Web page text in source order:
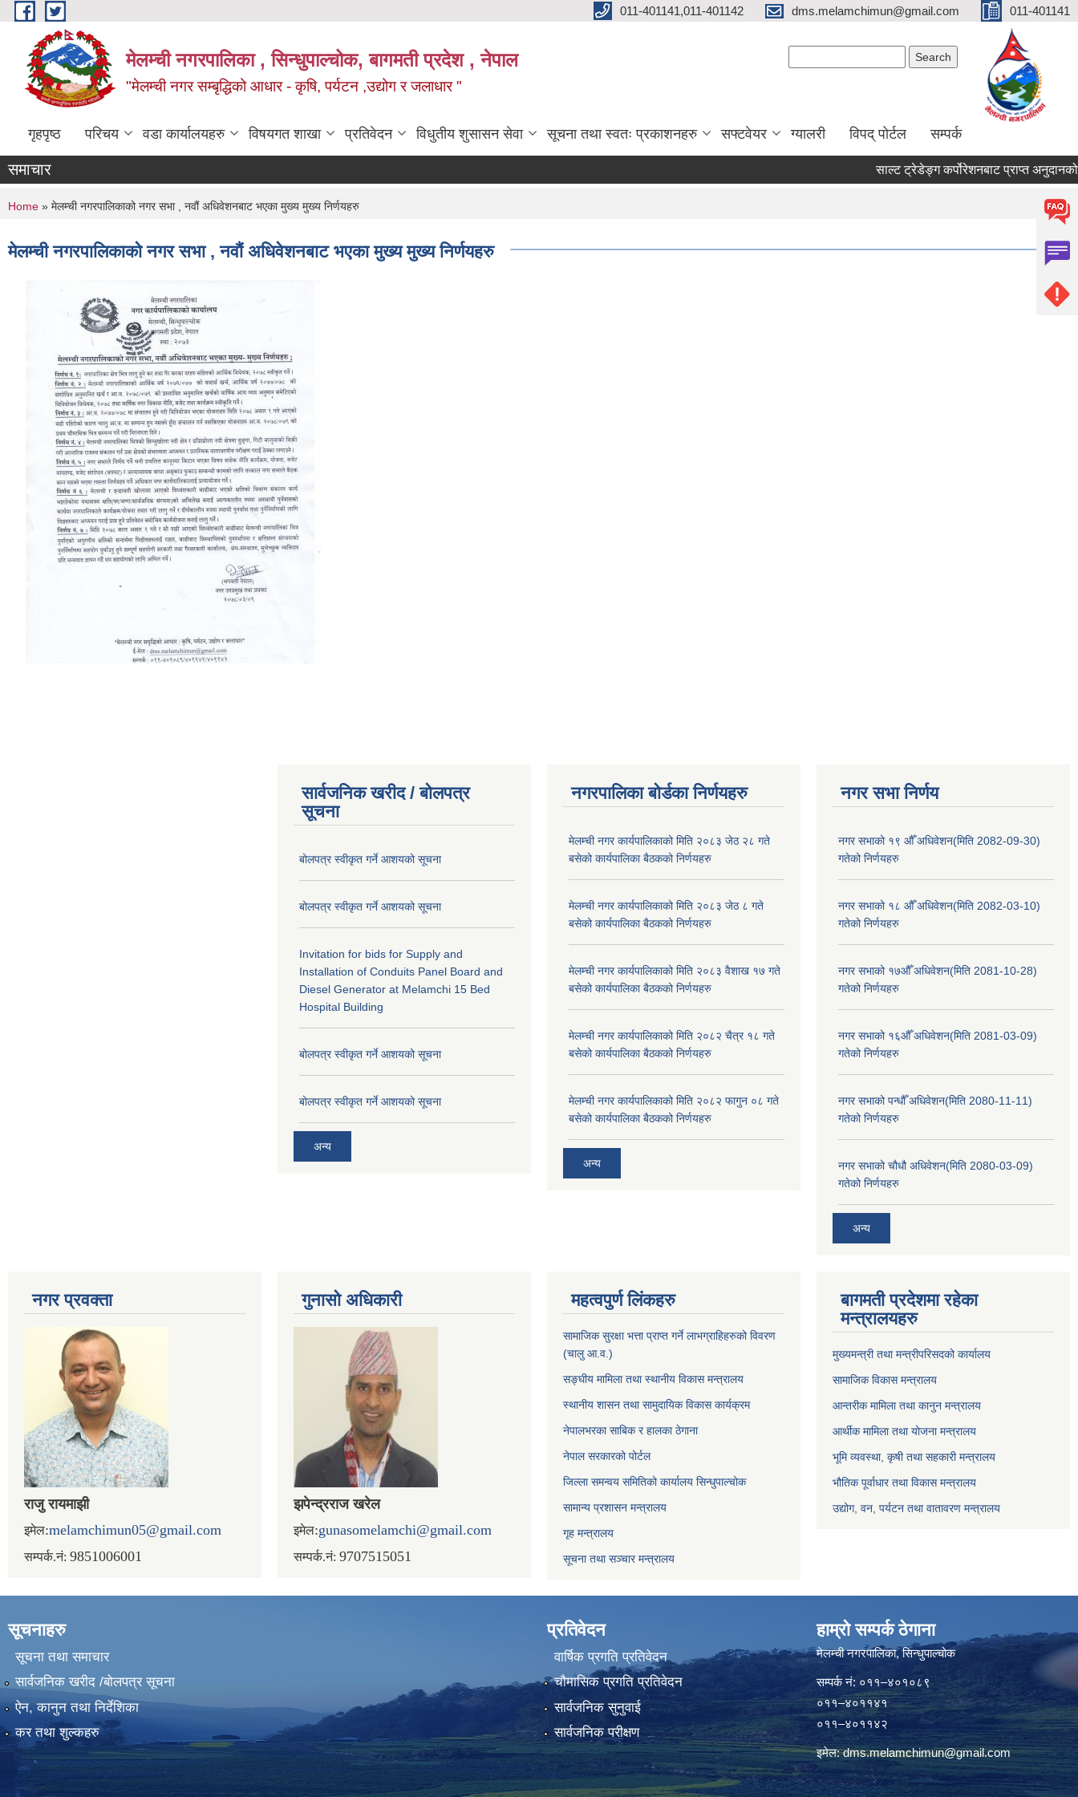
Skip to main content 011-401141,011-401142 dms.melamchimun@gmail.com 011-401141
मेलम्ची नगरपालिका , सिन्धुपाल्चोक, बागमती प्रदेश , नेपाल
"मेलम्ची नगर सम्बृद्धिको आधार - कृषि, पर्यटन ,उद्योग र जलाधार "
गृहपृष्ठ परिचय वडा कार्यालयहरु विषयगत शाखा प्रतिवेदन विधुतीय शुसासन सेवा सूचना तथा स्वतः प्रकाशनहरु सफ्टवेयर ग्यालरी विपद् पोर्टल सम्पर्क
समाचार साल्ट ट्रेडेङ्ग कर्पोरेशनबाट प्राप्त अनुदानको
You are here
Home » मेलम्ची नगरपालिकाको नगर सभा , नवौं अधिवेशनबाट भएका मुख्य मुख्य निर्णयहरु
मेलम्ची नगरपालिकाको नगर सभा , नवौं अधिवेशनबाट भएका मुख्य मुख्य निर्णयहरु
सार्वजनिक खरीद / बोलपत्र
सूचना
बोलपत्र स्वीकृत गर्ने आशयको सूचना
बोलपत्र स्वीकृत गर्ने आशयको सूचना
Invitation for bids for Supply and
Installation of Conduits Panel Board and
Diesel Generator at Melamchi 15 Bed
Hospital Building
बोलपत्र स्वीकृत गर्ने आशयको सूचना
बोलपत्र स्वीकृत गर्ने आशयको सूचना
अन्य
नगरपालिका बोर्डका निर्णयहरु
मेलम्ची नगर कार्यपालिकाको मिति २०८३ जेठ २८ गते
बसेको कार्यपालिका बैठकको निर्णयहरु
मेलम्ची नगर कार्यपालिकाको मिति २०८३ जेठ ८ गते
बसेको कार्यपालिका बैठकको निर्णयहरु
मेलम्ची नगर कार्यपालिकाको मिति २०८३ वैशाख १७ गते
बसेको कार्यपालिका बैठकको निर्णयहरु
मेलम्ची नगर कार्यपालिकाको मिति २०८२ चैत्र १८ गते
बसेको कार्यपालिका बैठकको निर्णयहरु
मेलम्ची नगर कार्यपालिकाको मिति २०८२ फागुन ०८ गते
बसेको कार्यपालिका बैठकको निर्णयहरु
अन्य
नगर सभा निर्णय
नगर सभाको १९ औँ अधिवेशन(मिति 2082-09-30)
गतेको निर्णयहरु
नगर सभाको १८ औँ अधिवेशन(मिति 2082-03-10)
गतेको निर्णयहरु
नगर सभाको १७औँ अधिवेशन(मिति 2081-10-28)
गतेको निर्णयहरु
नगर सभाको १६औँ अधिवेशन(मिति 2081-03-09)
गतेको निर्णयहरु
नगर सभाको पन्धौँ अधिवेशन(मिति 2080-11-11)
गतेको निर्णयहरु
नगर सभाको चौधौ अधिवेशन(मिति 2080-03-09)
गतेको निर्णयहरु
अन्य
नगर प्रव‌क्ता
राजु रायमाझी
इमेल:melamchimun05@gmail.com
सम्पर्क.नं: 9851006001
गुनासो अधिकारी
झपेन्द्रराज खरेल
इमेल:gunasomelamchi@gmail.com
सम्पर्क.नं: 9707515051
महत्वपुर्ण लिंकहरु
सामाजिक सुरक्षा भत्ता प्राप्त गर्ने लाभग्राहिहरुको विवरण
(चालु आ.व.)
सङ्घीय मामिला तथा स्थानीय विकास मन्त्रालय
स्थानीय शासन तथा सामुदायिक विकास कार्यक्रम
नेपालभरका साबिक र हालका ठेगाना
नेपाल सरकारको पोर्टल
जिल्ला समन्वय समितिको कार्यालय सिन्धुपाल्चोक
सामान्य प्रशासन मन्त्रालय
गृह मन्त्रालय
सूचना तथा सञ्चार मन्त्रालय
बागमती प्रदेशमा रहेका
मन्त्रालयहरु
मुख्यमन्त्री तथा मन्त्रीपरिसदको कार्यालय
सामाजिक विकास मन्त्रालय
आन्तरीक मामिला तथा कानुन मन्त्रालय
आर्थीक मामिला तथा योजना मन्त्रालय
भूमि व्यवस्था, कृषी तथा सहकारी मन्त्रालय
भौतिक पूर्वाधार तथा विकास मन्त्रालय
उद्योग, वन, पर्यटन तथा वातावरण मन्त्रालय
सूचनाहरु
सूचना तथा समाचार
सार्वजनिक खरीद /बोलपत्र सूचना
ऐन, कानुन तथा निर्देशिका
कर तथा शुल्कहरु
प्रतिवेदन
वार्षिक प्रगति प्रतिवेदन
चौमासिक प्रगति प्रतिवेदन
सार्वजनिक सुनुवाई
सार्वजनिक परीक्षण
हाम्रो सम्पर्क ठेगाना
मेलम्ची नगरपालिका‍, सिन्धुपाल्चोक
सम्पर्क न‌ं: ०११–४०१०८९
०११–४०११४१
०११–४०११४२
इमेल:dms.melamchimun@gmail.com